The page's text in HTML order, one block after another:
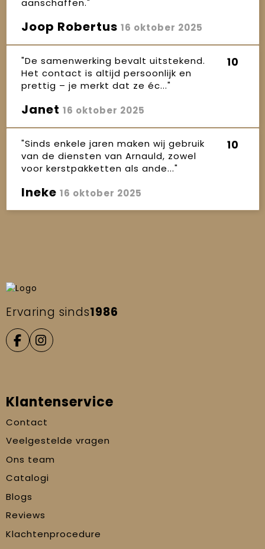
aanschaffen."
Joop Robertus 16 oktober 2025
"De samenwerking bevalt uitstekend.
Het contact is altijd persoonlijk en
prettig – je merkt dat ze éc..."
10
Janet 16 oktober 2025
"Sinds enkele jaren maken wij gebruik
van de diensten van Arnauld, zowel
voor kerstpakketten als ande..."
10
Ineke 16 oktober 2025
Ervaring sinds1986
Klantenservice
Contact
Veelgestelde vragen
Ons team
Catalogi
Blogs
Reviews
Klachtenprocedure